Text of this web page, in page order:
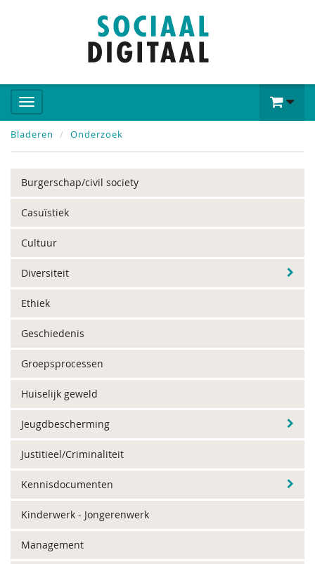
Bladeren Onderzoek
Burgerschap/civil society
Casuïstiek
Cultuur
Diversiteit
Ethiek
Geschiedenis
Groepsprocessen
Huiselijk geweld
Jeugdbescherming
Justitieel/Criminaliteit
Kennisdocumenten
Kinderwerk - Jongerenwerk
Management